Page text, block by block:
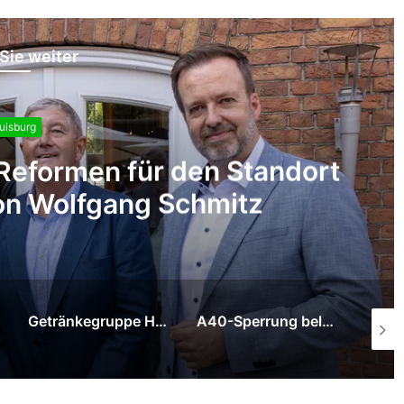
weiter
Duisburg
Berufsorientierung „to go“
Getränkegruppe Hövelmann trauert um Hermann Hövelmann A40-Sperrung belastet Duisburger Wirtschaft